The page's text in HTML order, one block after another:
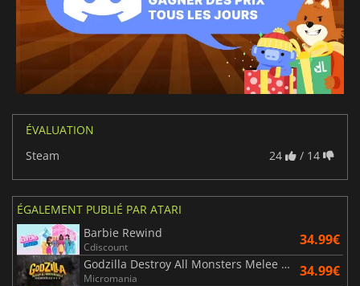
ÉVALUATION
Steam
24 / 14
ÉGALEMENT PUBLIÉ PAR ATARI
Barbie Rewind
Cdiscount 34.99€
Godzilla Destroy All Monsters Melee Remastered
Micromania 34.99€